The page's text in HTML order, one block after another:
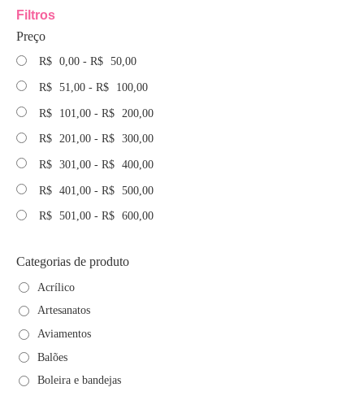
Filtros
Preço
R$ 0,00 - R$ 50,00
R$ 51,00 - R$ 100,00
R$ 101,00 - R$ 200,00
R$ 201,00 - R$ 300,00
R$ 301,00 - R$ 400,00
R$ 401,00 - R$ 500,00
R$ 501,00 - R$ 600,00
Categorias de produto
Acrílico
Artesanatos
Aviamentos
Balões
Boleira e bandejas